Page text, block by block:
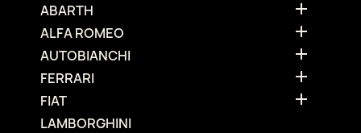
ABARTH 
ALFA ROMEO 
AUTOBIANCHI 
FERRARI 
FIAT 
LAMBORGHINI